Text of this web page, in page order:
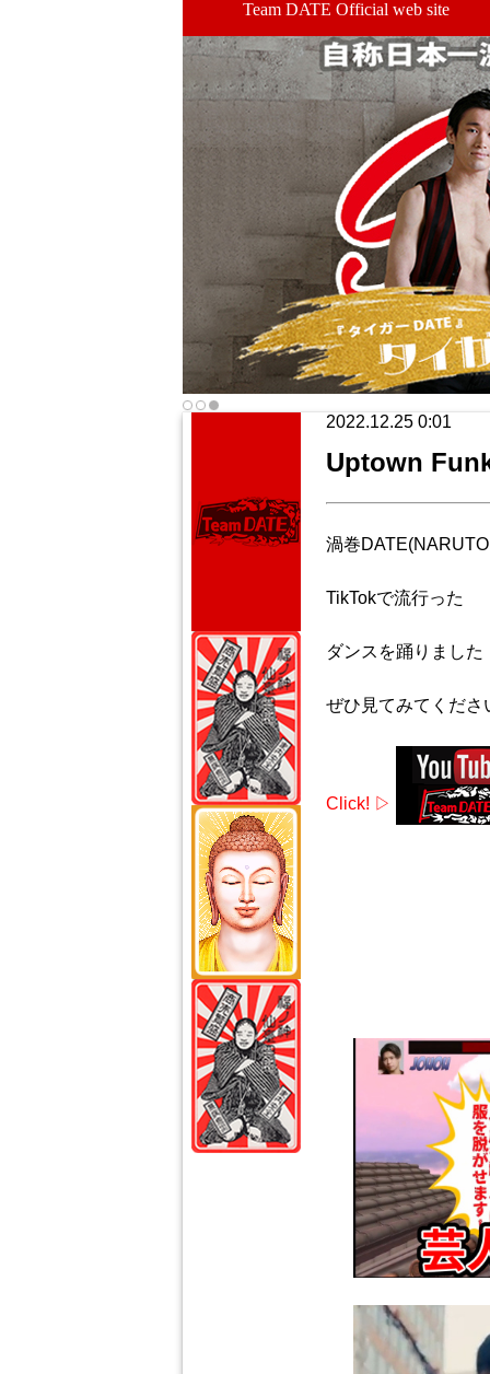
Team DATE Official web site
2022.12.25 0:01
Uptown
渦巻
TikTokで流行った
ダンスを踊りました
ぜひ見てみてくださ
Click! ▷